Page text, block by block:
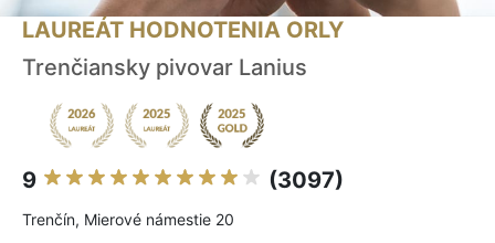
LAUREÁT HODNOTENIA ORLY
Trenčiansky pivovar Lanius
9 (3097)
Trenčín, Mierové námestie 20